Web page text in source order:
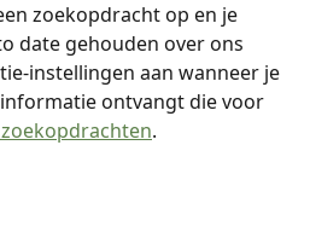
zoekopdracht op en je
date gehouden over ons
instellingen aan wanneer je
ontvangt die voor
.